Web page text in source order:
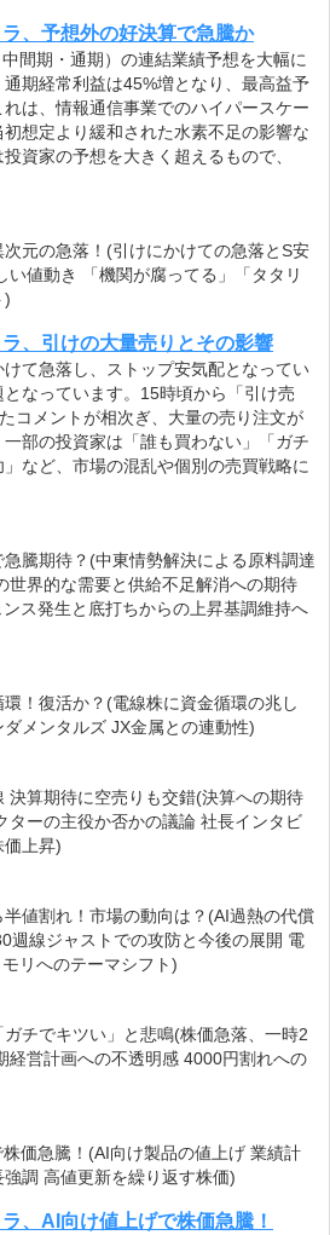
、予想外の好決算で急騰か
間期・通期）の連結業績予想を大幅に
通期経常利益は45%増となり、最高益予
は、情報通信事業でのハイパースケー
想定より緩和された水素不足の影響な
資家の予想を大きく超えるもので、
元の急落！(引けにかけての急落とS安
い値動き 「機関が腐ってる」「タタリ
)
、引けの大量売りとその影響
て急落し、ストップ安気配となってい
なっています。15時頃から「引け売
コメントが相次ぎ、大量の売り注文が
部の投資家は「誰も買わない」「ガチ
など、市場の混乱や個別の売買戦略に
騰期待？(中東情勢解決による原料調達
世界的な需要と供給不足解消への期待
ス発生と底打ちからの上昇基調維持へ
！復活か？(電線株に資金循環の兆し
メンタルズ JX金属との連動性)
決算期待に空売りも交錯(決算への期待
ターの主役か否かの議論 社長インタビ
価上昇)
値割れ！市場の動向は？(AI過熱の代償
週線ジャストでの攻防と今後の展開 電
リへのテーマシフト)
チでキツい」と悲鳴(株価急落、一時2
経営計画への不透明感 4000円割れへの
価急騰！(AI向け製品の値上げ 業績計
調 高値更新を繰り返す株価)
、AI向け値上げで株価急騰！